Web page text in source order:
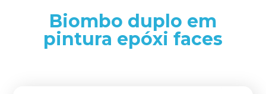
Biombo duplo em
pintura epóxi faces